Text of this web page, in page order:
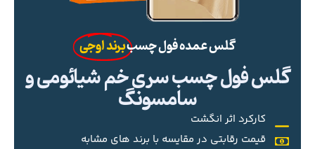
گلس عمده فول چسببرند اوجی
گلس فول چسب سری خم شیائومی و
سامسونگ
کارکرد اثر انگشت
قیمت رقابتی در مقایسه با برند های مشابه